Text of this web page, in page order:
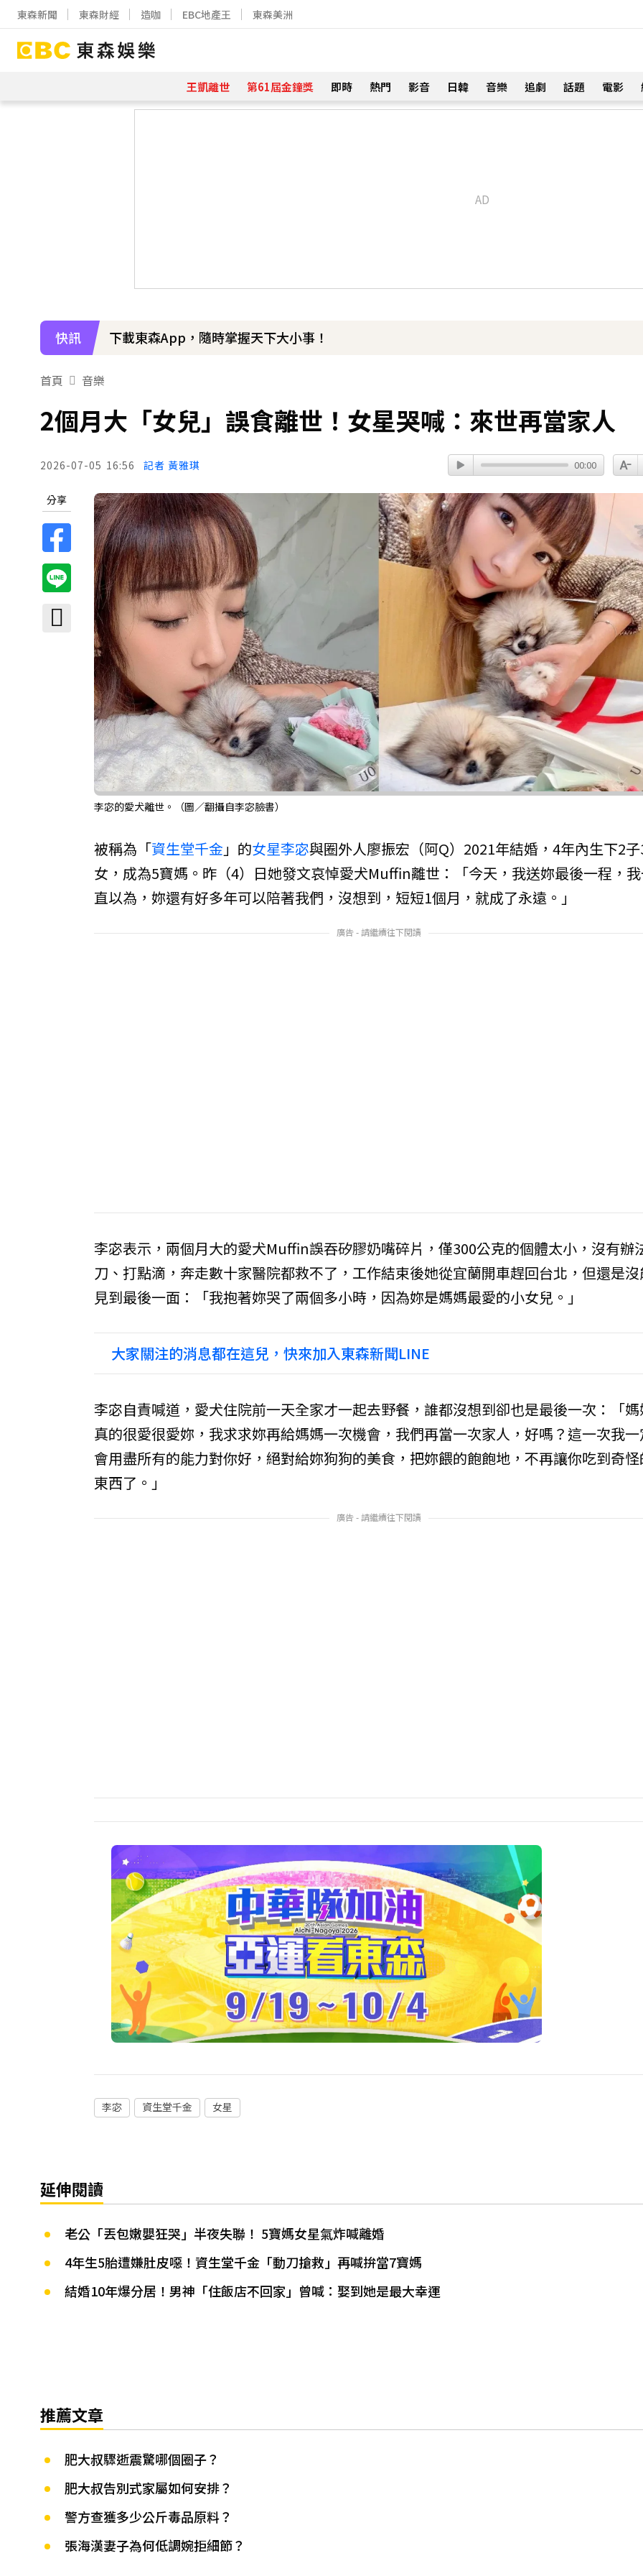
東森新聞 東森財經 造咖 EBC地產王 東森美洲
王凱離世 第61屆金鐘獎 即時 熱門 影音 日韓 音樂 追劇 話題 電影
快訊 下載東森App，隨時掌握天下大小事！
首頁 音樂
2個月大「女兒」誤食離世！女星哭喊：來世再當家人
2026-07-05 16:56 記者 黃雅琪 00:00
分享
李宓的愛犬離世。（圖／翻攝自李宓臉書）
被稱為「資生堂千金 」的女星李宓與圈外人廖振宏（阿Q）2021年結婚，4年內生下2
女，成為5寶媽。昨（4）日她發文哀悼愛犬Muffin離世：「今天，我送妳最後一程，
直以為，妳還有好多年可以陪著我們，沒想到，短短1個月，就成了永遠。」
廣告 - 請繼續往下閱讀
李宓表示，兩個月大的愛犬Muffin誤吞矽膠奶嘴碎片，僅300公克的個體太小，沒有辦
刀、打點滴，奔走數十家醫院都救不了，工作結束後她從宜蘭開車趕回台北，但還是
見到最後一面：「我抱著妳哭了兩個多小時，因為妳是媽媽最愛的小女兒。」
大家關注的消息都在這兒，快來加入東森新聞LINE
李宓自責喊道，愛犬住院前一天全家才一起去野餐，誰都沒想到卻也是最後一次：「
真的很愛很愛妳，我求求妳再給媽媽一次機會，我們再當一次家人，好嗎？這一次我
會用盡所有的能力對你好，絕對給妳狗狗的美食，把妳餵的飽飽地，不再讓你吃到奇
東西了。」
廣告 - 請繼續往下閱讀
李宓 資生堂千金 女星
延伸閱讀
老公「丟包嫩嬰狂哭」半夜失聯！ 5寶媽女星氣炸喊離婚
4年生5胎遭嫌肚皮噁！資生堂千金「動刀搶救」再喊拚當7寶媽
結婚10年爆分居！男神「住飯店不回家」曾喊：娶到她是最大幸運
推薦文章
肥大叔驟逝震驚哪個圈子？
肥大叔告別式家屬如何安排？
警方查獲多少公斤毒品原料？
張海漢妻子為何低調婉拒細節？